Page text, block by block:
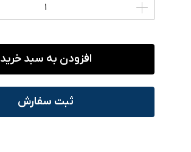
افزودن به سبد خرید
ثبت سفارش